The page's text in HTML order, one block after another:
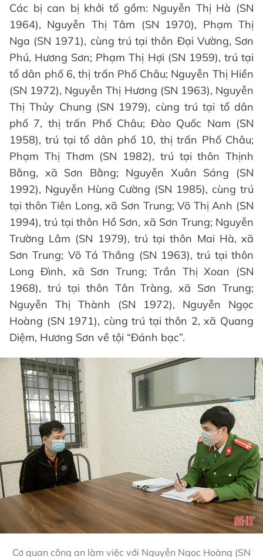
Các bị can bị khởi tố gồm: Nguyễn Thị Hà (SN
1964), Nguyễn Thị Tâm (SN 1970), Phạm Thị
Nga (SN 1971), cùng trú tại thôn Đại Vường, Sơn
Phú, Hương Sơn; Phạm Thị Hợi (SN 1959), trú tại
tổ dân phố 6, thị trấn Phố Châu; Nguyễn Thị Hiền
(SN 1972), Nguyễn Thị Hương (SN 1963), Nguyễn
Thị Thủy Chung (SN 1979), cùng trú tại tổ dân
phố 7, thị trấn Phố Châu; Đào Quốc Nam (SN
1958), trú tại tổ dân phố 10, thị trấn Phố Châu;
Phạm Thị Thơm (SN 1982), trú tại thôn Thịnh
Bằng, xã Sơn Bằng; Nguyễn Xuân Sáng (SN
1992), Nguyễn Hùng Cường (SN 1985), cùng trú
tại thôn Tiên Long, xã Sơn Trung; Võ Thị Anh (SN
1994), trú tại thôn Hồ Sơn, xã Sơn Trung; Nguyễn
Trường Lâm (SN 1979), trú tại thôn Mai Hà, xã
Sơn Trung; Võ Tá Thắng (SN 1963), trú tại thôn
Long Đình, xã Sơn Trung; Trần Thị Xoan (SN
1968), trú tại thôn Tân Tràng, xã Sơn Trung;
Nguyễn Thị Thành (SN 1972), Nguyễn Ngọc
Hoàng (SN 1971), cùng trú tại thôn 2, xã Quang
Diệm, Hương Sơn về tội “Đánh bạc”.
Cơ quan công an làm việc với Nguyễn Ngọc Hoàng (SN